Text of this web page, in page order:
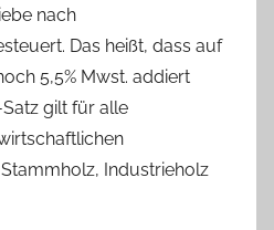
nach
Das heißt, dass auf
5,5% Mwst. addiert
gilt für alle
Industrieholz